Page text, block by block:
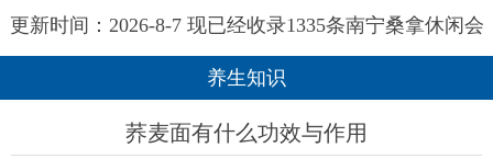
更新时间：2026-8-7 现已经收录1335条南宁桑拿休闲会
所-南宁秘境养生网信息
养生知识
荞麦面有什么功效与作用